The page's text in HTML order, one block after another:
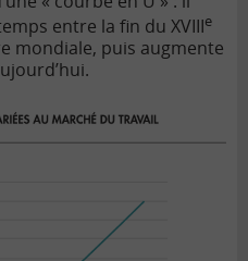
entre la fin du XVIIIe
mondiale, puis augmente